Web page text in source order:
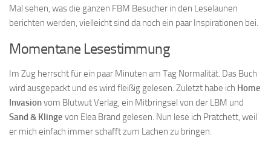
Mal sehen, was die ganzen FBM Besucher in den Leselaunen
berichten werden, vielleicht sind da noch ein paar Inspirationen bei.
Momentane Lesestimmung
Im Zug herrscht für ein paar Minuten am Tag Normalität. Das Buch
wird ausgepackt und es wird fleißig gelesen. Zuletzt habe ich Home
Invasionvom Blutwut Verlag, ein Mitbringsel von der LBM und
Sand & Klinge von Elea Brand gelesen. Nun lese ich Pratchett, weil
er mich einfach immer schafft zum Lachen zu bringen.